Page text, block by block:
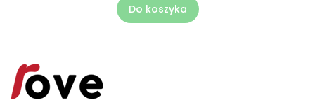
Do koszyka